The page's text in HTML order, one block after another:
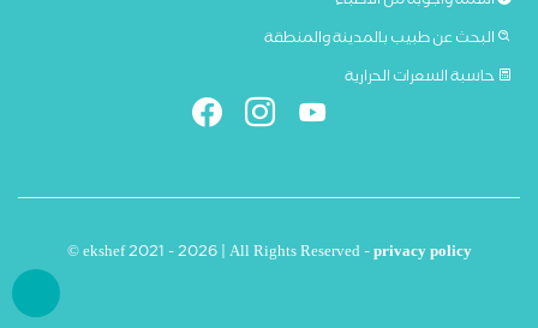
البحث عن طبيب بالمدينة والمنطقة
حاسبة السعرات الحرارية
© ekshef 2021 - 2026 | All Rights Reserved -privacy policy